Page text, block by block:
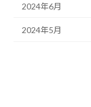
2024年6月
2024年5月